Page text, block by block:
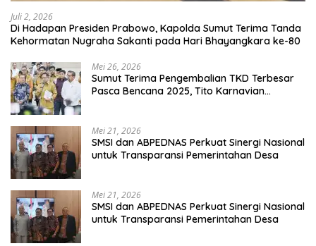
Juli 2, 2026
Di Hadapan Presiden Prabowo, Kapolda Sumut Terima Tanda
Kehormatan Nugraha Sakanti pada Hari Bhayangkara ke-80
Mei 26, 2026
Sumut Terima Pengembalian TKD Terbesar
Pasca Bencana 2025, Tito Karnavian
Mei 21, 2026
SMSI dan ABPEDNAS Perkuat Sinergi Nasional
untuk Transparansi Pemerintahan Desa
Mei 21, 2026
SMSI dan ABPEDNAS Perkuat Sinergi Nasional
untuk Transparansi Pemerintahan Desa